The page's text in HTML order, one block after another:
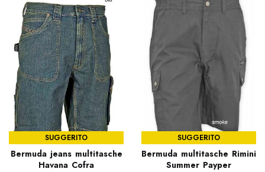
SUGGERITO
Bermuda jeans multitasche
Havana Cofra
SUGGERITO
Bermuda multitasche Rimini
Summer Payper